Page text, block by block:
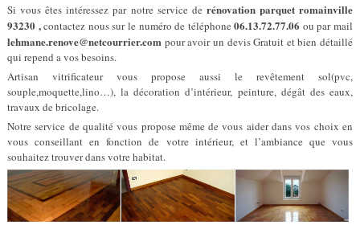
Si vous êtes intéressez par notre service de rénovation parquet romainville
93230 ,contactez nous sur le numéro de téléphone06.13.72.77.06 ou par mail
lehmane.renove@netcourrier.com pour avoir un devis Gratuit et bien détaillé
qui repend a vos besoins.
Artisan vitrificateur vous propose aussi le revêtement sol(pvc,
souple,moquette,lino…), la décoration d’intérieur, peinture, dégât des eaux,
travaux de bricolage.
Notre service de qualité vous propose même de vous aider dans vos choix en
vous conseillant en fonction de votre intérieur, et l’ambiance que vous
souhaitez trouver dans votre habitat.